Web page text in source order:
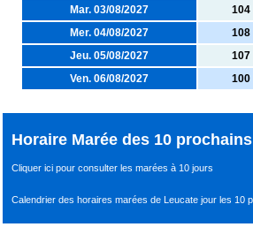
Mar. 03/08/2027
104
Mer. 04/08/2027
108
Jeu. 05/08/2027
107
Ven. 06/08/2027
100
Horaire Marée des 10
Cliquer ici pour consulter les marées à 10 jours
Calendrier des horaires marées de Leucate jour les 10